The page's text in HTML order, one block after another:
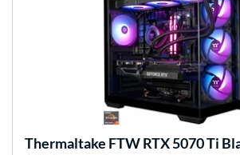
Thermaltake FTW RTX 5070 Ti